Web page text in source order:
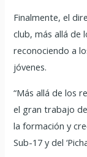
Finalmente, el
club, más allá de
reconociendo a
jóvenes.
“Más allá de los
el gran trabajo
la formación y
Sub-17 y del